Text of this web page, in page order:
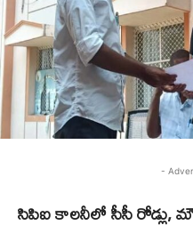
-
సిపిఐ కాలనీలో సీసీ రోడ్లు,